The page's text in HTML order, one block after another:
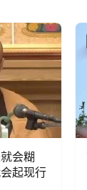
会糊
起现行